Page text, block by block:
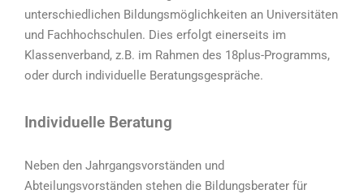
unterschiedlichen Bildungsmöglichkeiten an Universitäten
und Fachhochschulen. Dies erfolgt einerseits im
Klassenverband, z.B. im Rahmen des 18plus-Programms,
oder durch individuelle Beratungsgespräche.
Individuelle Beratung
Neben den Jahrgangsvorständen und
Abteilungsvorständen stehen die Bildungsberater für